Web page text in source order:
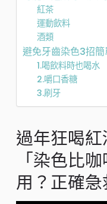
紅茶
運動飲料
酒類
避免牙齒染色3招
1.喝飲料時也喝水
2.嚼口香糖
3.刷牙
過年狂喝紅
「染色比
用？正確急